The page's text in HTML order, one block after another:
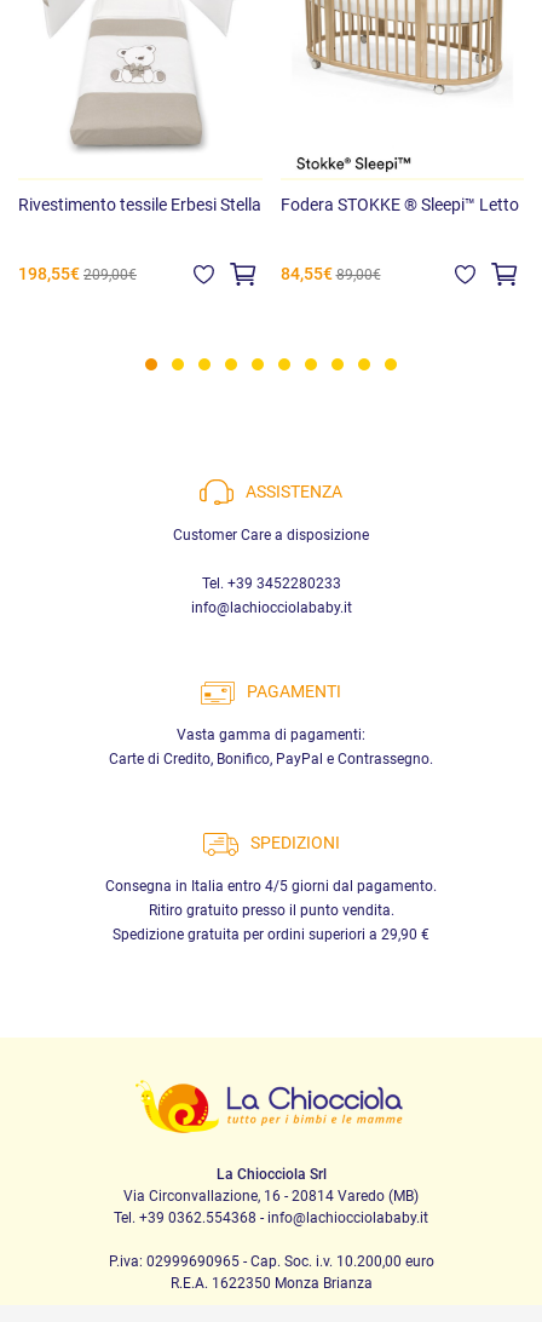
Rivestimento tessile Erbesi Stella
198,55€ 209,00€
Fodera STOKKE ® Sleepi™ Letto
84,55€ 89,00€
ASSISTENZA
Customer Care a disposizione
Tel. +39 3452280233
info@lachiocciolababy.it
PAGAMENTI
Vasta gamma di pagamenti:
Carte di Credito, Bonifico, PayPal e Contrassegno.
SPEDIZIONI
Consegna in Italia entro 4/5 giorni dal pagamento.
Ritiro gratuito presso il punto vendita.
Spedizione gratuita per ordini superiori a 29,90 €
La Chiocciola Srl
Via Circonvallazione, 16 - 20814 Varedo (MB)
Tel. +39 0362.554368 - info@lachiocciolababy.it
P.iva: 02999690965 - Cap. Soc. i.v. 10.200,00 euro
R.E.A. 1622350 Monza Brianza